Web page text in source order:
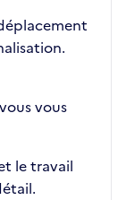
vous
le travail